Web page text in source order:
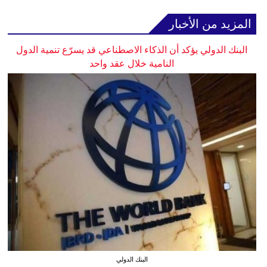
المزيد من الأخبار
البنك الدولي يؤكد أن الذكاء الاصطناعي قد يسرّع تنمية الدول
النامية خلال عقد واحد
البنك الدولي